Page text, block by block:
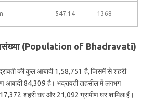
547.14 1368
(Population of Bhadravati)
की कुल आबादी 1,58,751 है, जिसमें से शहरी
आबादी 84,309 है। भद्रावती तहसील में लगभग
शहरी घर और 21,092 ग्रामीण घर शामिल हैं।